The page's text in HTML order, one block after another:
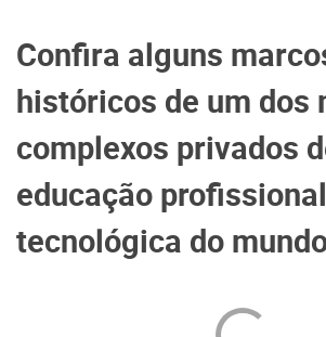
Confira alguns
históricos de um dos
complexos privados
educação
tecnológica do